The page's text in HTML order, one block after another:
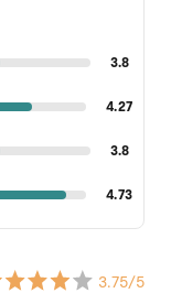
3.8
4.27
3.8
4.73
3.75/5